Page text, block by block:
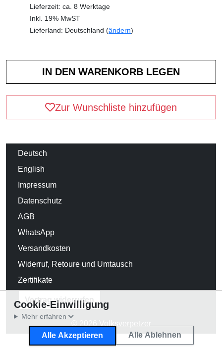
Lieferzeit: ca. 8 Werktage
Inkl. 19% MwST
Lieferland: Deutschland (ändern)
Zur Wunschliste hinzufügen
Deutsch
English
Impressum
Datenschutz
AGB
WhatsApp
Versandkosten
Widerruf, Retoure und Umtausch
Zertifikate
Vertrag widerrufen
© 2026 Volksverpetzer
Cookie-Einwilligung
Mehr erfahren
Alle Akzeptieren Alle Ablehnen